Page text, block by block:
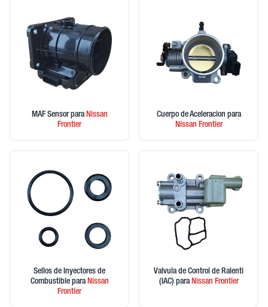
MAF Sensor paraNissan
Frontier
Cuerpo de Aceleracion para
Nissan Frontier
Sellos de Inyectores de
Combustible paraNissan
Frontier
Valvula de Control de Ralenti
(IAC) paraNissan Frontier